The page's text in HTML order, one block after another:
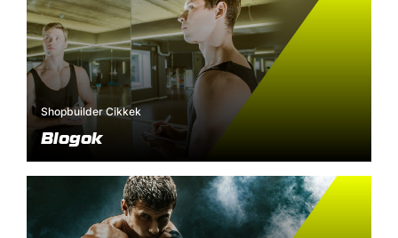
Shopbuilder Cikkek
Blogok